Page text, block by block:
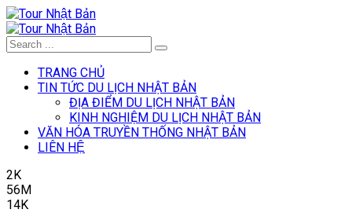
TRANG CHỦ
TIN TỨC DU LỊCH NHẬT BẢN
ĐỊA ĐIỂM DU LỊCH NHẬT BẢN
KINH NGHIỆM DU LỊCH NHẬT BẢN
VĂN HÓA TRUYỀN THỐNG NHẬT BẢN
LIÊN HỆ
2K
56M
14K